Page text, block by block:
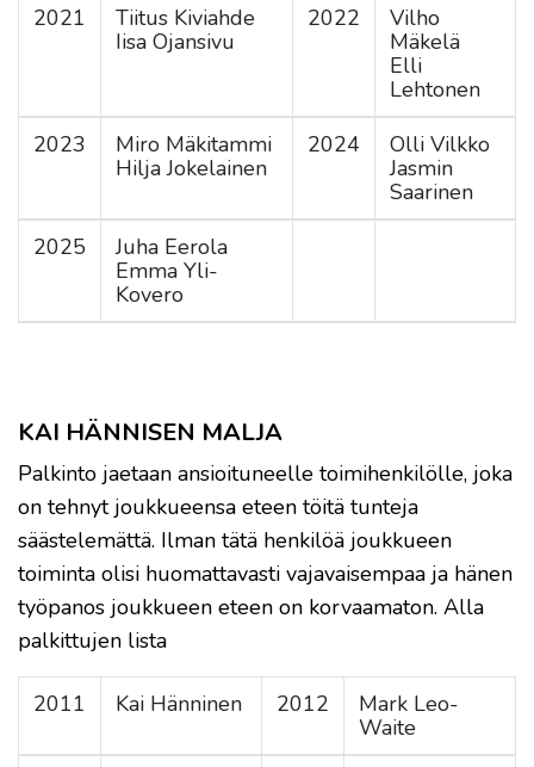
2021
Tiitus Kiviahde
Iisa Ojansivu
2022
Vilho
Mäkelä
Elli
Lehtonen
2023
Miro Mäkitammi
Hilja Jokelainen
2024
Olli Vilkko
Jasmin
Saarinen
2025
Juha Eerola
Emma Yli-
Kovero
KAI HÄNNISEN MALJA
Palkinto jaetaan ansioituneelle toimihenkilölle, joka
on tehnyt joukkueensa eteen töitä tunteja
säästelemättä. Ilman tätä henkilöä joukkueen
toiminta olisi huomattavasti vajavaisempaa ja hänen
työpanos joukkueen eteen on korvaamaton. Alla
palkittujen lista
2011 Kai Hänninen 2012
Mark Leo-
Waite